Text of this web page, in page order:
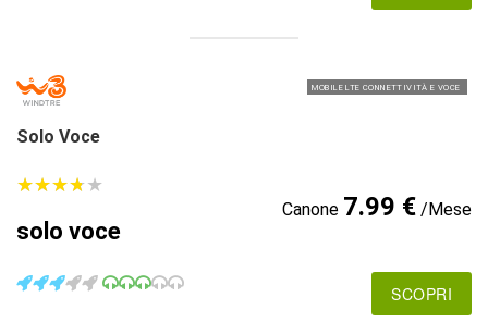
MOBILE LTE CONNETTIVITÀ E VOCE
Solo Voce
★★★★★
★★★★★
solo voce
Canone 7.99 €/Mese
SCOPRI